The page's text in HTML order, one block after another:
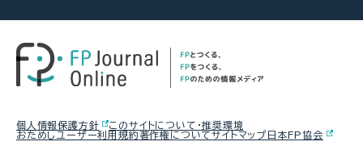
2026.08.03
熱中症や水辺の事故……夏のアク
シデントに民間保険は使えるの
か？
「知らなかった」じゃ済まされない
飛行機搭乗時の新ルール
減らすポイントは？
FPトレンドウォッチ
個人情報保護方針
このサイトについて・推奨環境
おためしユーザー利用規約著作権についてサイトマップ 日本FP協会